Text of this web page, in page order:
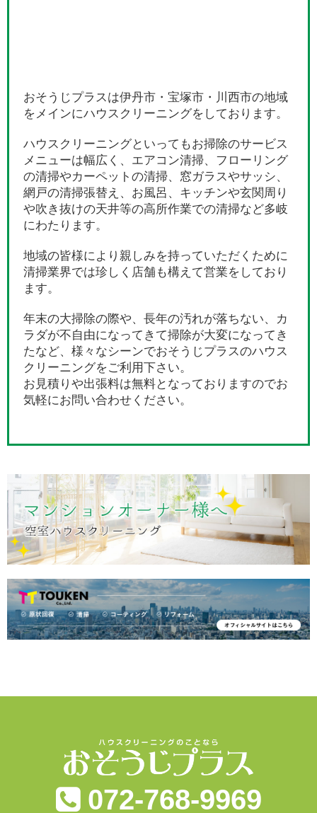
おそうじプラスは伊丹市・宝塚市・川西市の地域
をメインにハウスクリーニングをしております。
ハウスクリーニングといってもお掃除のサービス
メニューは幅広く、エアコン清掃、フローリング
の清掃やカーペットの清掃、窓ガラスやサッシ、
網戸の清掃張替え、お風呂、キッチンや玄関周り
や吹き抜けの天井等の高所作業での清掃など多岐
にわたります。
地域の皆様により親しみを持っていただくために
清掃業界では珍しく店舗も構えて営業をしており
ます。
年末の大掃除の際や、長年の汚れが落ちない、カ
ラダが不自由になってきて掃除が大変になってき
たなど、様々なシーンでおそうじプラスのハウス
クリーニングをご利用下さい。
お見積りや出張料は無料となっておりますのでお
気軽にお問い合わせください。
072-768-9969